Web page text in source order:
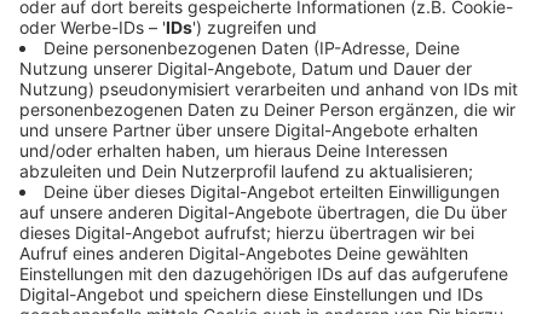
Enthalten sind Verhaltenstipps zum Umgang mit
extremer Hitze. Es wird erklärt, wie sich Hitze auf den
Körper auswirkt, welche Getränke und Speisen helfen
und bei welchen Symptomen man unbedingt den
Notruf anrufen sollte. Außerdem hat die Stadt ein
Hitzetelefon eingerichtet, wo ihr euch beraten lassen
könnt. Das erreicht ihr montags bis freitags von 8 bis
16.30 Uhr unter der Telefonnummer 0214/406-3333.
Anzeige